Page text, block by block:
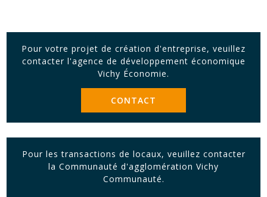
Pour votre projet de création d'entreprise, veuillez
contacter l'agence de développement économique
Vichy Économie.
CONTACT
Pour les transactions de locaux, veuillez contacter
la Communauté d'agglomération Vichy
Communauté.